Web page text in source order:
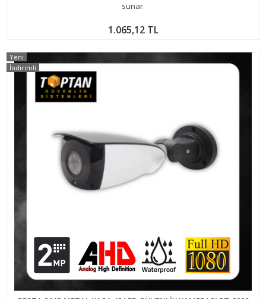
sunar.
1.065,12 TL
Yeni
İndirimli